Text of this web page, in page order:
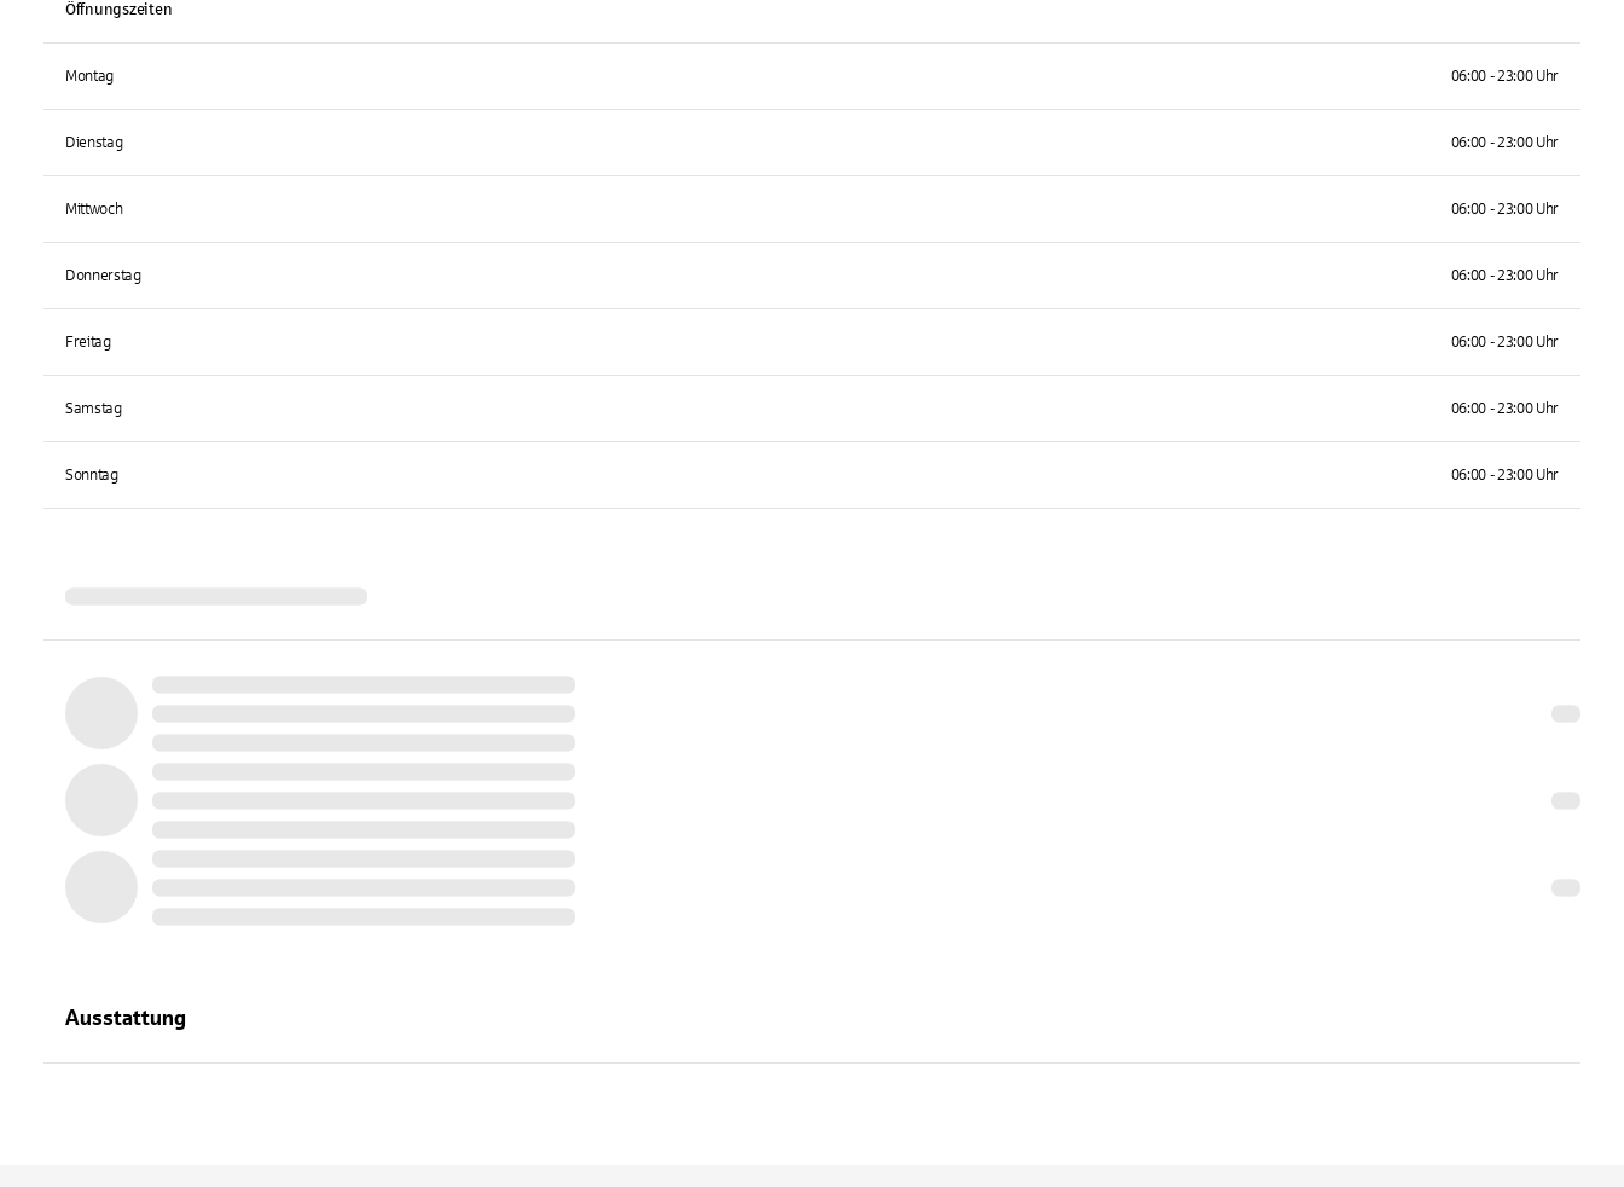
Öffnungszeiten
Montag 06:00 - 23:00 Uhr
Dienstag 06:00 - 23:00 Uhr
Mittwoch 06:00 - 23:00 Uhr
Donnerstag 06:00 - 23:00 Uhr
Freitag 06:00 - 23:00 Uhr
Samstag 06:00 - 23:00 Uhr
Sonntag 06:00 - 23:00 Uhr
Ausstattung